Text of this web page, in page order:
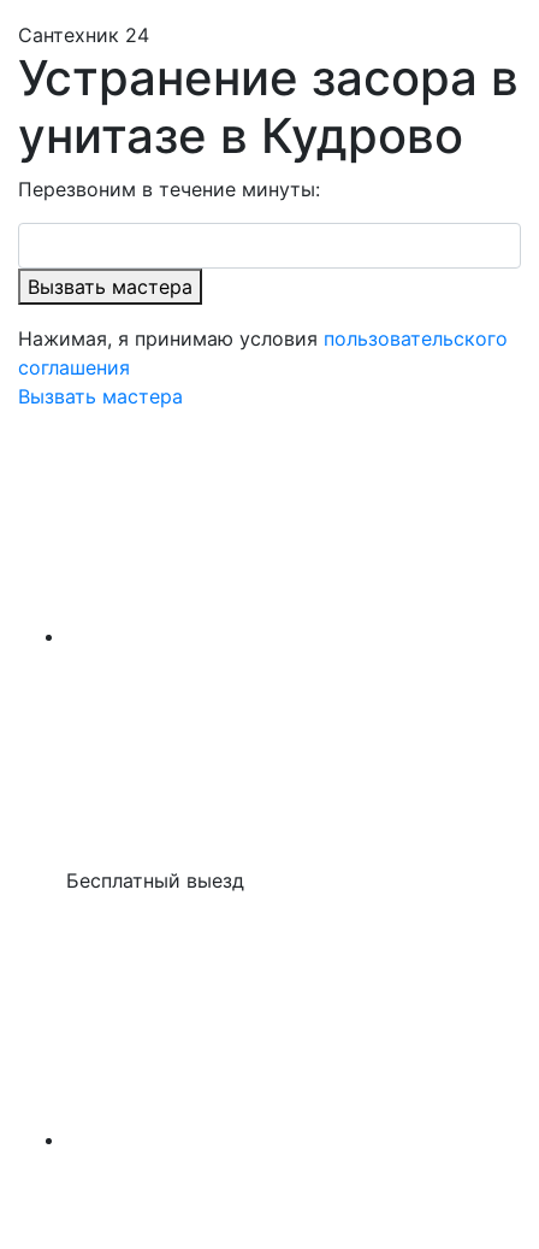
Сантехник 24
Устранение засора в
унитазе в Кудрово
Перезвоним в течение минуты:
Вызвать мастера
Нажимая, я принимаю условия пользовательского
соглашения
Вызвать мастера
Бесплатный выезд